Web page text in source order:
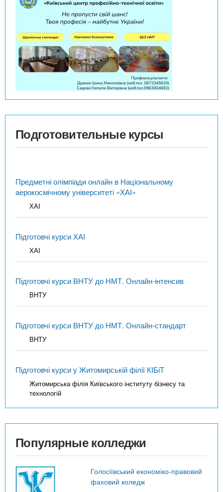
Подготовительные курсы
Предметні олімпіади онлайн в Національному
аерокосмічному університеті «ХАІ»
ХАІ
Підготовчі курси ХАІ
ХАІ
Підготовчі курси ВНТУ до НМТ. Онлайн-інтенсив
ВНТУ
Підготовчі курси ВНТУ до НМТ. Онлайн-стандарт
ВНТУ
Підготовчі курси у Житомирській філії КІБіТ
Житомирська філія Київського інституту бізнесу та
технологій
Популярные колледжи
Голосіївський економіко-правовий
фаховий коледж